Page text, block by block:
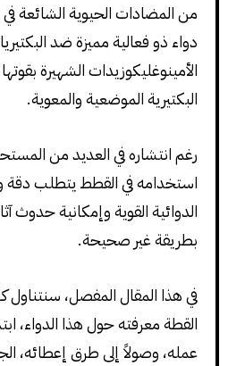
من المضادات الحيوية الشائعة
دواء ذو فعالية مميزة ضد
الأمينوغليكوزيدات الشهيرة
البكتيرية الموضعية والمعوية.
رغم انتشاره في العديد من
استخدامه في القطط يتطلب دقة
الدوائية القوية وإمكانية حدوث
بطريقة غير صحيحة.
في هذا المقال المفصل،
القطة معرفته حول هذا الدواء،
عمله، وصولاً إلى طرق إعطائه،